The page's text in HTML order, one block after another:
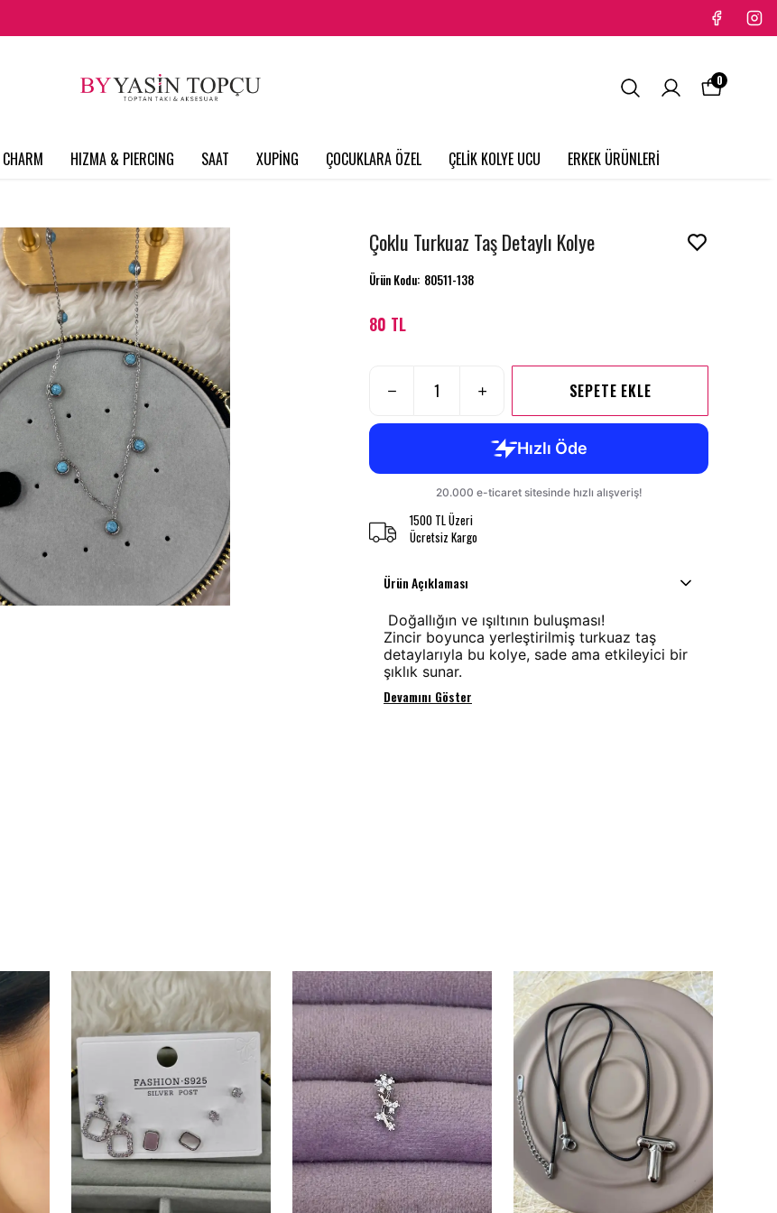
CHARM HIZMA & PIERCING SAAT XUPİNG ÇOCUKLARA ÖZEL ÇELİK KOLYE UCU ERKEK ÜRÜNLERİ
0
Çoklu Turkuaz Taş Detaylı Kolye
Ürün Kodu: 80511-138
80 TL
SEPETE EKLE
1500 TL Üzeri
Ücretsiz Kargo
Ürün Açıklaması
Doğallığın ve ışıltının buluşması!
Zincir boyunca yerleştirilmiş turkuaz taş
detaylarıyla bu kolye, sade ama etkileyici bir
şıklık sunar.
Devamını Göster